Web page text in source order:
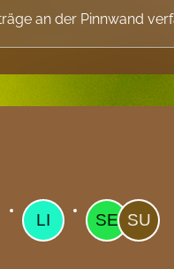
an der Pinnwand